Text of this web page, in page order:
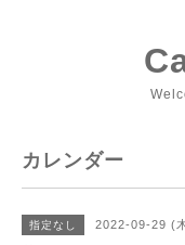
カレンダー
指定なし 2022-09-29 (